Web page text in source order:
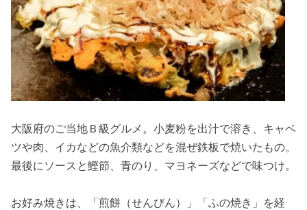
大阪府のご当地Ｂ級グルメ。小麦粉を出汁で溶き、キャベ
ツや肉、イカなどの魚介類などを混ぜ鉄板で焼いたもの。
最後にソースと鰹節、青のり、マヨネーズなどで味つけ。
お好み焼きは、「煎餅（せんびん）」「ふの焼き」を経